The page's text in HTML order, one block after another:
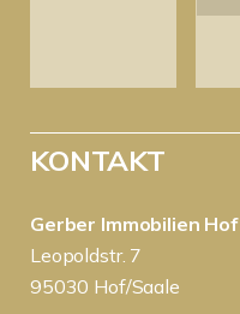
KONTAKT
Gerber Immobilien Hof
Leopoldstr. 7
95030 Hof/Saale